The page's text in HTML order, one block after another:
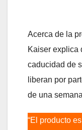
Acerca de la
Kaiser explica
caducidad de
liberan por
de una
“El producto